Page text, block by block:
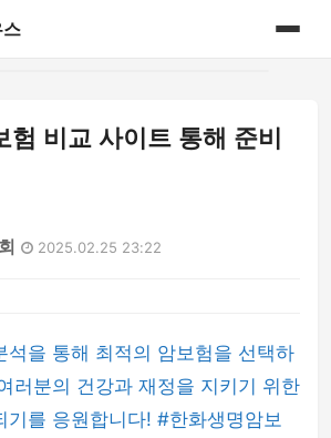
험 비교 사이트 통해 준비
2025.02.25 23:22
석을 통해 최적의 암보험을 선택하
러분의 건강과 재정을 지키기 위한
기를 응원합니다! #한화생명암보